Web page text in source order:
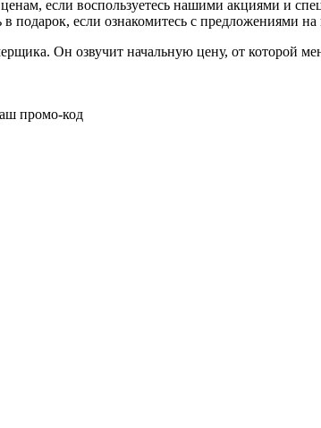
если воспользуетесь нашими акциями и
подарок, если ознакомитесь с предложениями
Он озвучит начальную цену, от которой
промо-код